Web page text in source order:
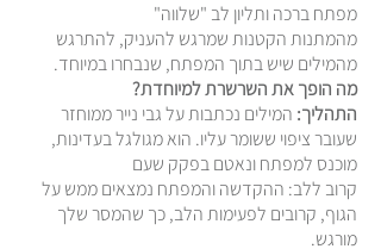
מפתח ברכה ותליון לב "שלווה"
מהמתנות הקטנות שמרגש להעניק, להתרגש
מהמילים שיש בתוך המפתח, שנבחרו במיוחד.
מה הופך את השרשרת למיוחדת?
התהליך: המילים נכתבות על גבי נייר ממוחזר
שעובר ציפוי ששומר עליו. הוא מגולגל בעדינות,
מוכנס למפתח ונאטם בפקק שעם
קרוב ללב: ההקדשה והמפתח נמצאים ממש על
הגוף, קרובים לפעימות הלב, כך שהמסר שלך
מורגש.